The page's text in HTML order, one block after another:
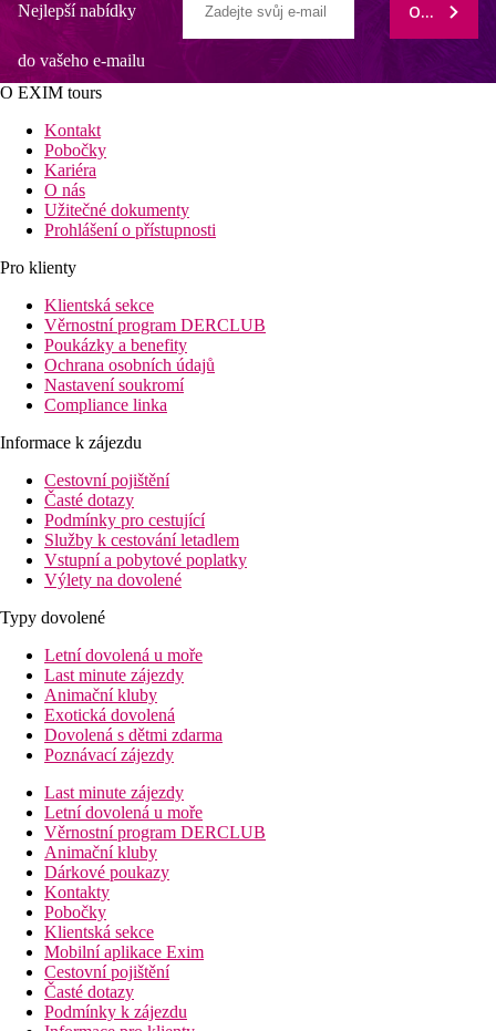
Nejlepší nabídky
do vašeho e-mailu
ODEBÍRAT
O EXIM tours
Kontakt
Pobočky
Kariéra
O nás
Užitečné dokumenty
Prohlášení o přístupnosti
Pro klienty
Klientská sekce
Věrnostní program DERCLUB
Poukázky a benefity
Ochrana osobních údajů
Nastavení soukromí
Compliance linka
Informace k zájezdu
Cestovní pojištění
Časté dotazy
Podmínky pro cestující
Služby k cestování letadlem
Vstupní a pobytové poplatky
Výlety na dovolené
Typy dovolené
Letní dovolená u moře
Last minute zájezdy
Animační kluby
Exotická dovolená
Dovolená s dětmi zdarma
Poznávací zájezdy
Last minute zájezdy
Letní dovolená u moře
Věrnostní program DERCLUB
Animační kluby
Dárkové poukazy
Kontakty
Pobočky
Klientská sekce
Mobilní aplikace Exim
Cestovní pojištění
Časté dotazy
Podmínky k zájezdu